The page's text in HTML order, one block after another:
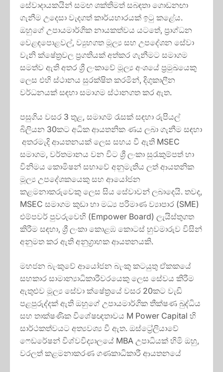
සේවාදායකයින් සමඟ ශක්තිමත් සබඳතා ගොඩනඟා
ගැනීම උදෙසා වැදගත් කාර්යභාරයක් ඉටු කළේය.
ඔහුගේ උපායමාර්ගික නායකත්වය යටතේ, ප්‍රාග්ධන
වෙළඳපොළවල්, ව්‍යුහගත මූල්‍ය සහ උපදේශන සේවා
වැනි ක්ෂේත්‍රවල ප්‍රගතියක් අත්කර ගැනීමට සමාගම
සමත්ව ඇති අතර ශ්‍රී ලංකාවේ මූල්‍ය අංශයේ ප්‍රමුඛයෙකු
ලෙස එහි ස්ථානය සුරක්ෂිත කරමින්, දිගුකාලීන
වර්ධනයක් සඳහා සමාගම ස්ථානගත කර ඇත.
පසුගිය වසර 3 තුළ, සමාගම් රැසක් සඳහා රුපියල්
බිලියන 30කට අධික ආයතනික ණය ලබා ගැනීම සඳහා
අතරමැදි ආයතනයක් ලෙස සහය වී ඇති MSEC
සමාගම, වර්තමානය වන විට ශ්‍රී ලංකා සුරැකුම්පත් හා
විනිමය කොමිෂන් සභාවේ අනුමැතිය ලත් ආයතනික
මූල්‍ය උපදේශකයෙකු සහ ආයෝජන
කළමනාකරුවෙකු ලෙස සිය සේවාවන් ලබාදෙයි. තවද,
MSEC සමාගම කුඩා හා මධ්‍ය පරිමාණ ව්‍යාපාර (SME)
එම්පවර් පුවරුවෙහි (Empower Board) ලැයිස්තුගත
කිරීම සඳහා, ශ්‍රී ලංකා කොළඹ කොටස් හුවමාරුව විසින්
අනුමත කර ඇති අනුග්‍රාහක ආයතනයකි.
මහජන බැංකුවේ ආයෝජන බැංකු කටයුතු ඒකකයේ
සහකාර සාමාන්‍යාධිකාරීවරයෙකු ලෙස සේවය කිරීම
ඇතුළුව මූල්‍ය සේවා ක්ෂේත්‍රයේ වසර 20කට වැඩි
පළපුරුද්දක් ඇති ඔහුගේ උපායමාර්ගික තීක්ෂණ බුද්ධිය
සහ තාක්ෂණික විශේෂඥතාවය M Power Capital හි
සාර්ථකත්වයට අත්‍යවශ්‍ය වී ඇත. ඔස්ට්‍රේලියාවේ
ෆෙඩරේෂන් විශ්වවිද්‍යාලයේ MBA උපාධියක් හිමි ඔහු,
වරලත් කළමනාකරණ ගණකාධිකාරී ආයතනයේ